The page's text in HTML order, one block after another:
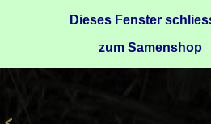
Dieses Fenster
zum Samenshop